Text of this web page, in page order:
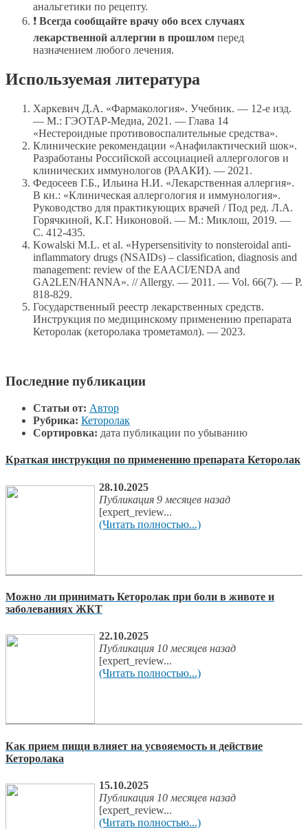
анальгетики по рецепту.
❗ Всегда сообщайте врачу обо всех случаях
лекарственной аллергии в прошлом перед
назначением любого лечения.
Используемая литература
Харкевич Д.А. «Фармакология». Учебник. — 12-е изд.
— М.: ГЭОТАР-Медиа, 2021. — Глава 14
«Нестероидные противовоспалительные средства».
Клинические рекомендации «Анафилактический шок».
Разработаны Российской ассоциацией аллергологов и
клинических иммунологов (РААКИ). — 2021.
Федосеев Г.Б., Ильина Н.И. «Лекарственная аллергия».
В кн.: «Клиническая аллергология и иммунология».
Руководство для практикующих врачей / Под ред. Л.А.
Горячкиной, К.Г. Никоновой. — М.: Миклош, 2019. —
С. 412-435.
Kowalski M.L. et al. «Hypersensitivity to nonsteroidal anti-
inflammatory drugs (NSAIDs) – classification, diagnosis and
management: review of the EAACI/ENDA and
GA2LEN/HANNA». // Allergy. — 2011. — Vol. 66(7). — P.
818-829.
Государственный реестр лекарственных средств.
Инструкция по медицинскому применению препарата
Кеторолак (кеторолака трометамол). — 2023.
Последние публикации
Статьи от: Автор
Рубрика: Кеторолак
Сортировка: дата публикации по убыванию
Краткая инструкция по применению препарата Кеторолак
28.10.2025
Публикация 9 месяцев назад
[expert_review...
(Читать полностью...)
Можно ли принимать Кеторолак при боли в животе и
заболеваниях ЖКТ
22.10.2025
Публикация 10 месяцев назад
[expert_review...
(Читать полностью...)
Как прием пищи влияет на усвояемость и действие
Кеторолака
15.10.2025
Публикация 10 месяцев назад
[expert_review...
(Читать полностью...)